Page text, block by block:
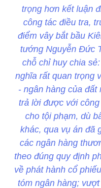
trọng hơn kết luận
công tác điều tra,
điểm vây bắt bầu
tướng Nguyễn Đức
chỗ chỉ huy chia
nghĩa rất quan trọng
- ngân hàng của
trả lời được với
cho tội phạm, dù
khác, qua vụ án đã
các ngân hàng
theo đúng quy định
về phát hành cổ
tóm ngân hàng;